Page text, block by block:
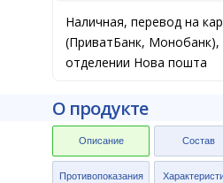
Наличная, перевод на
(ПриватБанк, Монобанк),
отделении Нова пошта
Описание Состав
О продукте
Противопоказания